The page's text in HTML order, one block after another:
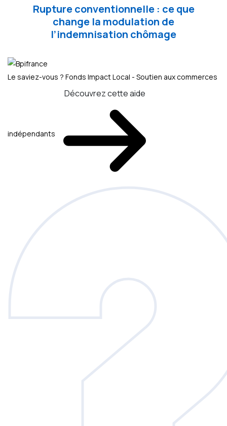
Rupture conventionnelle : ce que
change la modulation de
l’indemnisation chômage
Le saviez-vous ? Fonds Impact Local - Soutien aux commerces
indépendants
Découvrez cette aide